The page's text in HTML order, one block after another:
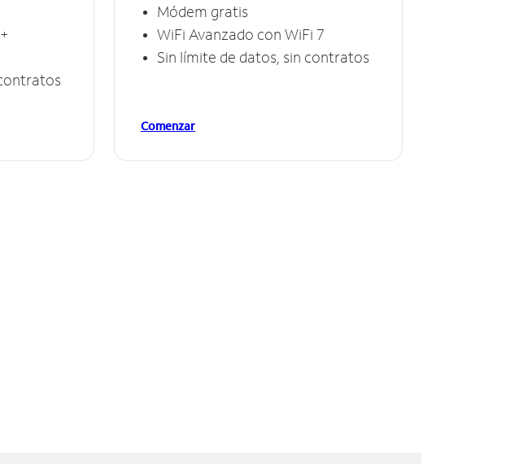
Módem gratis
WiFi Avanzado con WiFi 7
Sin límite de datos, sin contratos
Comenzar